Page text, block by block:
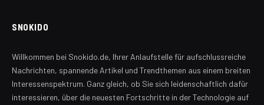
SNOKIDO
Willkommen bei Snokido.de, Ihrer Anlaufstelle für aufschlussreiche
Nachrichten, spannende Artikel und Trendthemen aus einem breiten
Interessenspektrum. Ganz gleich, ob Sie sich leidenschaftlich dafür
interessieren, über die neuesten Fortschritte in der Technologie auf